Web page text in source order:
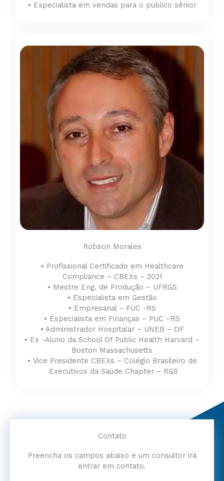
• Especialista em vendas para o público sênior
Robson Morales
• Profissional Certificado em Healthcare
Compliance – CBEXs – 2021
• Mestre Eng. de Produção – UFRGS
• Especialista em Gestão
• Empresarial – PUC -RS
• Especialista em Finanças – PUC –RS
• Administrador Hospitalar – UNEB – DF
• Ex -Aluno da School Of Public Health Harvard –
Boston Massachusetts
• Vice Presidente CBEXs – Colégio Brasileiro de
Executivos da Saúde Chapter – RGS
Contato
Preencha os campos abaixo e um consultor irá
entrar em contato.